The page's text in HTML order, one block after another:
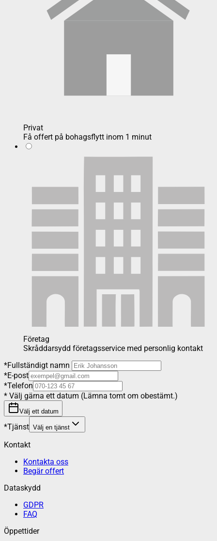
Privat
Få offert på bohagsflytt inom 1 minut
Företag
Skråddarsydd företagsservice med personlig kontakt
*Fullständigt namn
*E-post
*Telefon
* Välj gärna ett datum (Lämna tomt om obestämt.)
Välj ett datum
*Tjänst Välj en tjänst
Kontakt
Kontakta oss
Begär offert
Dataskydd
GDPR
FAQ
Öppettider